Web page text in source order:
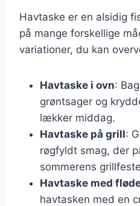
Havtaske er en alsidig
på mange forskellige
variationer, du kan
Havtaske i ovn:
grøntsager og
lækker middag.
Havtaske på grill:
røgfyldt smag, der
sommerens
Havtaske med
havtasken med en